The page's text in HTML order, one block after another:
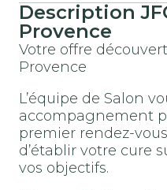
Description
Provence
Votre offre
Provence
L’équipe de Salon
accompagnement
premier rendez-
d’établir votre cure
vos objectifs.